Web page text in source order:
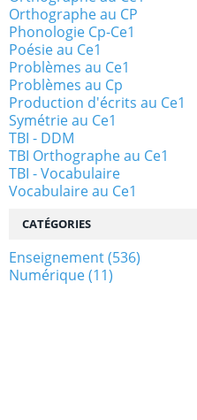
Orthographe au CP
Phonologie Cp-Ce1
Poésie au Ce1
Problèmes au Ce1
Problèmes au Cp
Production d'écrits au Ce1
Symétrie au Ce1
TBI - DDM
TBI Orthographe au Ce1
TBI - Vocabulaire
Vocabulaire au Ce1
CATÉGORIES
Enseignement(536)
Numérique(11)